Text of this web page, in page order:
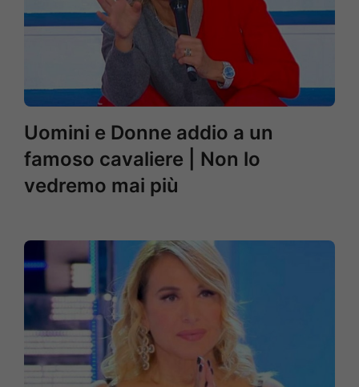
Uomini e Donne addio a un
famoso cavaliere | Non lo
vedremo mai più